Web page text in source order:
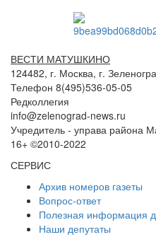
ВЕСТИ МАТУШКИНО
124482, г. Москва, г.
Телефон 8(495)536-05-05
Редколлегия
info@zelenograd-news.ru
Учредитель - управа района
16+ ©2010-2022
СЕРВИС
Архив номеров газеты
Вопрос-ответ
Полезная информация
Наши депутаты